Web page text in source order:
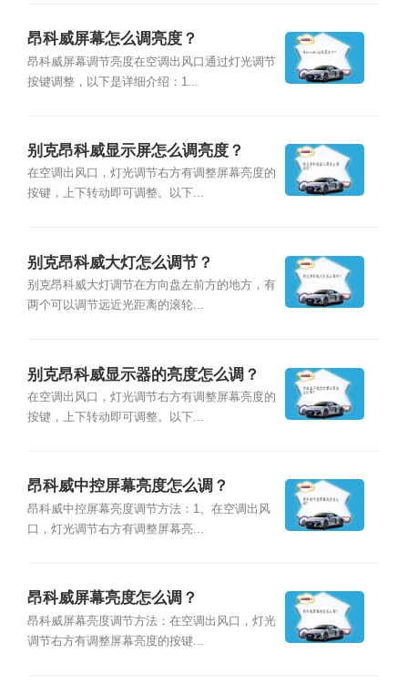
昂科威屏幕怎么调亮度？
昂科威屏幕调节亮度在空调出风口通过灯光调节
按键调整，以下是详细介绍：1...
别克昂科威显示屏怎么调亮度？
在空调出风口，灯光调节右方有调整屏幕亮度的
按键，上下转动即可调整。以下...
别克昂科威大灯怎么调节？
别克昂科威大灯调节在方向盘左前方的地方，有
两个可以调节远近光距离的滚轮...
别克昂科威显示器的亮度怎么调？
在空调出风口，灯光调节右方有调整屏幕亮度的
按键，上下转动即可调整。以下...
昂科威中控屏幕亮度怎么调？
昂科威中控屏幕亮度调节方法：1、在空调出风
口，灯光调节右方有调整屏幕亮...
昂科威屏幕亮度怎么调？
昂科威屏幕亮度调节方法：在空调出风口，灯光
调节右方有调整屏幕亮度的按键...